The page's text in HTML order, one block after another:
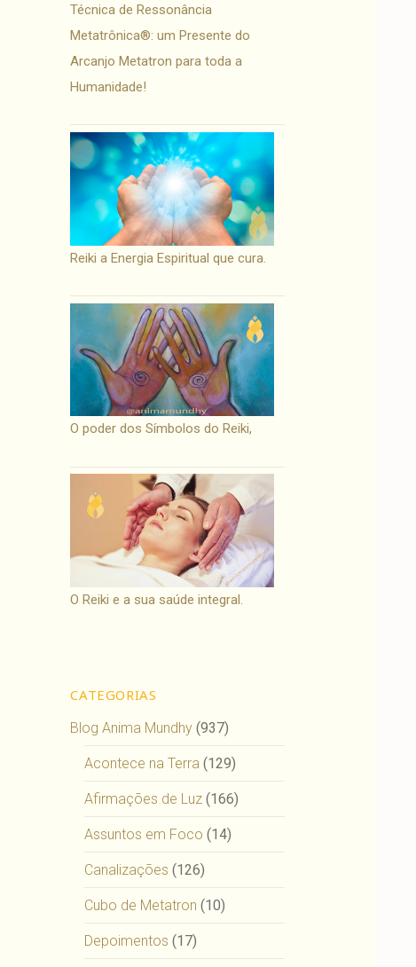
Técnica de Ressonância
Metatrônica®: um Presente do
Arcanjo Metatron para toda a
Humanidade!
Reiki a Energia Espiritual que cura.
O poder dos Símbolos do Reiki,
O Reiki e a sua saúde integral.
CATEGORIAS
Blog Anima Mundhy (937)
Acontece na Terra (129)
Afirmações de Luz (166)
Assuntos em Foco (14)
Canalizações (126)
Cubo de Metatron (10)
Depoimentos (17)